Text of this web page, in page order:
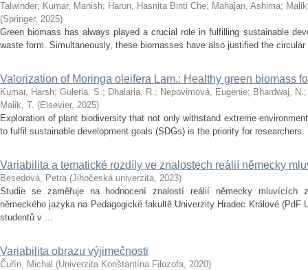
Talwinder; Kumar, Manish; Harun, Hasnita Binti Che; Mahajan, Ashima;
(Springer, 2025)
Green biomass has always played a crucial role in fulfilling sustainable
waste form. Simultaneously, these biomasses have also justified the
Valorization of Moringa oleifera Lam.: Healthy green biomass
Kumar, Harsh; Guleria, S.; Dhalaria, R.; Nepovimová, Eugenie; Bhardwaj, N.
Malik, T. (Elsevier, 2025)
Exploration of plant biodiversity that not only withstand extreme
to fulfil sustainable development goals (SDGs) is the priority for
Variabilita a tematické rozdíly ve znalostech reálií německy
Besedová, Petra (Jihočeská univerzita, 2023)
Studie se zaměřuje na hodnocení znalostí reálií německy mluvících
německého jazyka na Pedagogické fakultě Univerzity Hradec Králové (PdF
studentů v ...
Variabilita obrazu výjimečnosti
Čuřín, Michal (Univerzita Konštantína Filozofa, 2020)